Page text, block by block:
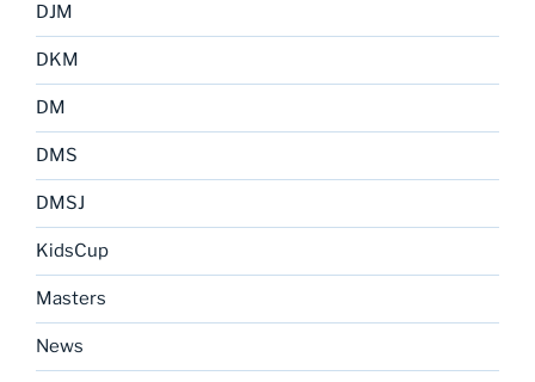
DJM
DKM
DM
DMS
DMSJ
KidsCup
Masters
News